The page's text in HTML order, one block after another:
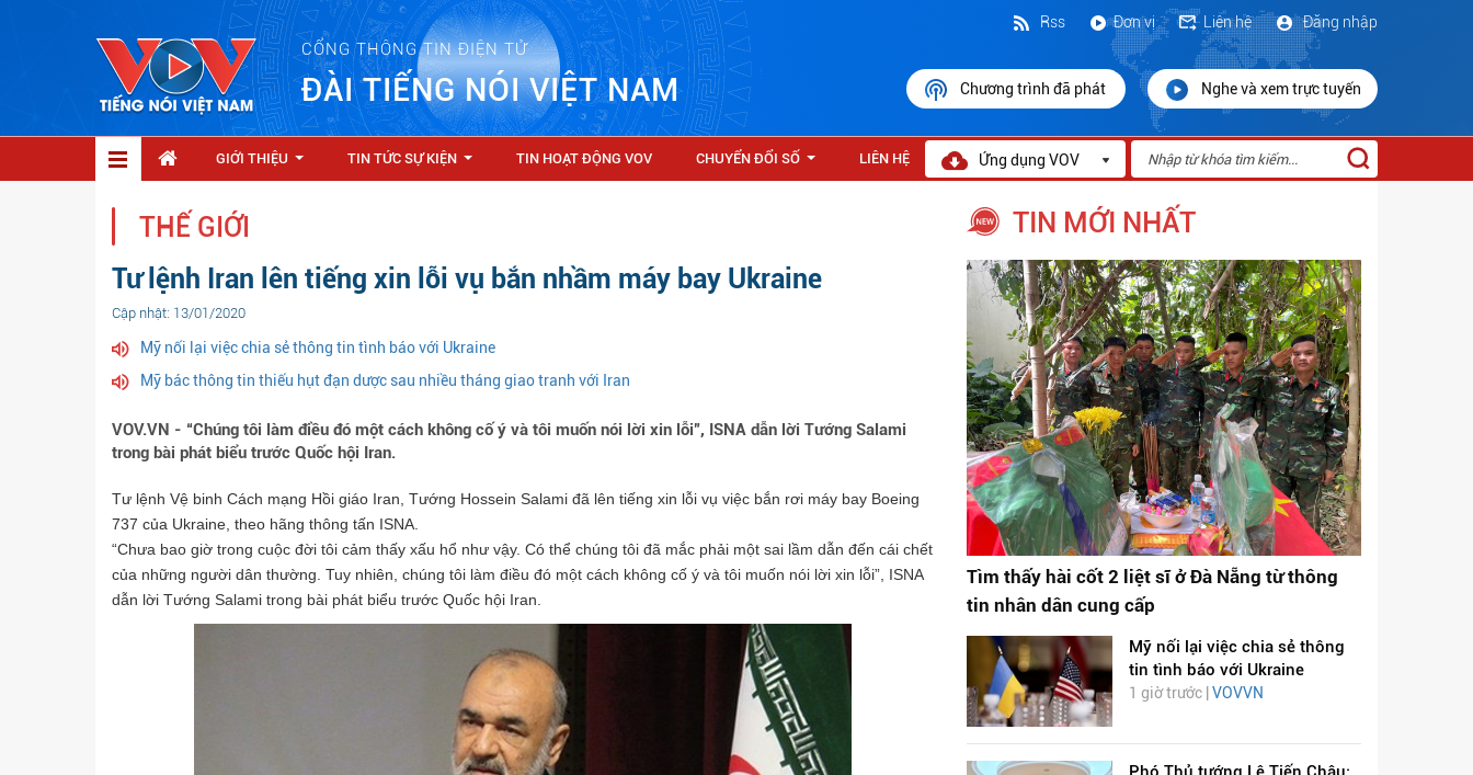
CỔNG THÔNG TIN ĐIỆN TỬ
ĐÀI TIẾNG NÓI VIỆT NAM
Đăng nhập
Liên hệ
Đơn vị
Rss
Chương trình đã phát Nghe và xem trực tuyến
GIỚI THIỆU TIN TỨC SỰ KIỆN TIN HOẠT ĐỘNG VOV CHUYỂN ĐỔI SỐ LIÊN HỆ Ứng dụng VOV
THẾ GIỚI
Tư lệnh Iran lên tiếng xin lỗi vụ bắn nhầm máy bay Ukraine
Cập nhật: 13/01/2020
Mỹ nối lại việc chia sẻ thông tin tình báo với Ukraine
Mỹ bác thông tin thiếu hụt đạn dược sau nhiều tháng giao tranh với Iran
VOV.VN - “Chúng tôi làm điều đó một cách không cố ý và tôi muốn nói lời xin lỗi”, ISNA dẫn lời Tướng Salami
trong bài phát biểu trước Quốc hội Iran.
Tư lệnh Vệ binh Cách mạng Hồi giáo Iran, Tướng Hossein Salami đã lên tiếng xin lỗi vụ việc bắn rơi máy bay Boeing
737 của Ukraine, theo hãng thông tấn ISNA.
“Chưa bao giờ trong cuộc đời tôi cảm thấy xấu hổ như vậy. Có thể chúng tôi đã mắc phải một sai lầm dẫn đến cái chết
của những người dân thường. Tuy nhiên, chúng tôi làm điều đó một cách không cố ý và tôi muốn nói lời xin lỗi”, ISNA
dẫn lời Tướng Salami trong bài phát biểu trước Quốc hội Iran.
TIN MỚI NHẤT
Tìm thấy hài cốt 2 liệt sĩ ở Đà Nẵng từ thông
tin nhân dân cung cấp
Mỹ nối lại việc chia sẻ thông
tin tình báo với Ukraine
1 giờ trước | VOVVN